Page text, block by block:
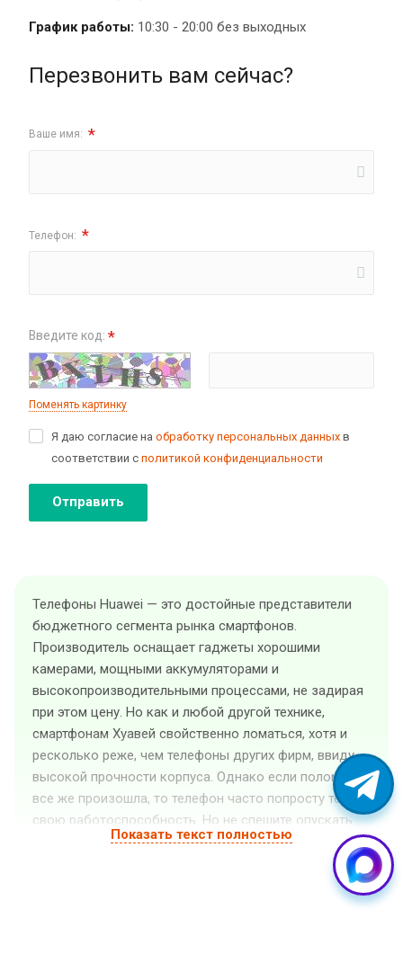
График работы: 10:30 - 20:00 без выходных
Перезвонить вам сейчас?
Ваше имя: *
Телефон: *
Введите код: *
Поменять картинку
Я даю согласие на обработку персональных данных в
соответствии с политикой конфиденциальности
Отправить
Телефоны Huawei — это достойные представители
бюджетного сегмента рынка смартфонов.
Производитель оснащает гаджеты хорошими
камерами, мощными аккумуляторами и
высокопроизводительными процессами, не задирая
при этом цену. Но как и любой другой технике,
смартфонам Хуавей свойственно ломаться, хотя и
ресколько реже, чем телефоны других фирм, ввиду
высокой прочности корпуса. Однако если поломка
все же произошла, то телефон часто попросту теряет
свою работоспособность. Но не спешите опускать
руки — мастера сервисного центра «GuruGSM» в
Екатеринбурге недорого выполнят ремонт телефона
Huawei любой сложности и дадут рекомендации по
дальнейшему использованию смартфона. Все работы
Показать текст полностью